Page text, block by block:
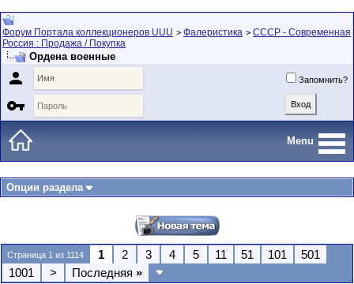
Форум Портала коллекционеров UUU > Фалеристика > СССР - Современная
Россия : Продажа / Покупка
Ордена военные
 Запомнить?

Menu
Опции раздела
Страница 1 из 1114 1 2 3 4 5 11 51 101
501
1001
> Последняя »